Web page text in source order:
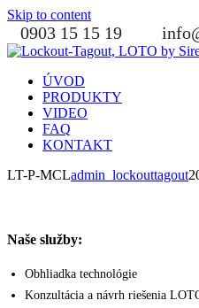
Skip to content
0903 15 15 19
ÚVOD
PRODUKTY
VIDEO
FAQ
KONTAKT
LT-P-MCLadmin_lockouttagout
Naše služby:
Obhliadka technológie
Konzultácia a návrh riešenia